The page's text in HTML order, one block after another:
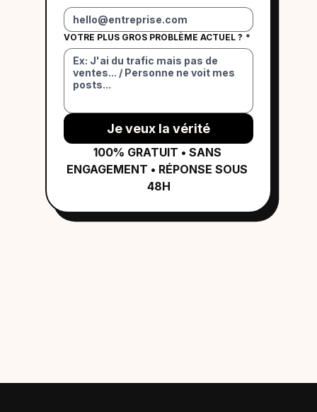
VOTRE PLUS GROS PROBLÈME ACTUEL ? *
Je veux la vérité
100% GRATUIT • SANS
ENGAGEMENT • RÉPONSE SOUS
48H